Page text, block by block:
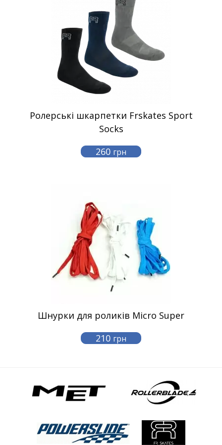
Ролерські шкарпетки Frskates Sport
Socks
260 грн
Шнурки для роликів Micro Super
210 грн